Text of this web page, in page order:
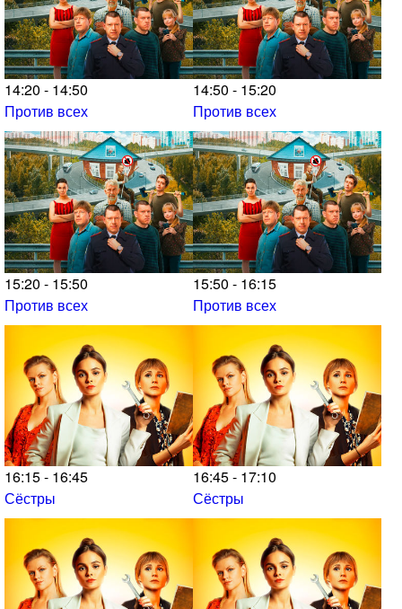
14:20 - 14:50
Против всех
14:50 - 15:20
Против всех
15:20 - 15:50
Против всех
15:50 - 16:15
Против всех
16:15 - 16:45
Сёстры
16:45 - 17:10
Сёстры